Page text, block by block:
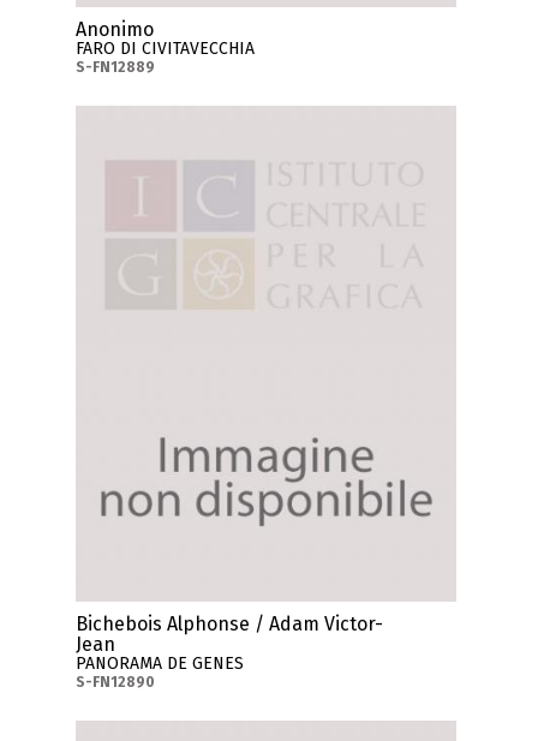
Anonimo
FARO DI CIVITAVECCHIA
S-FN12889
Bichebois Alphonse / Adam Victor-
Jean
PANORAMA DE GENES
S-FN12890